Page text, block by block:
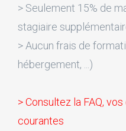
> Seulement 15% de
stagiaire
> Aucun frais de
hébergement, ...)
> Consultez la FAQ,
courantes